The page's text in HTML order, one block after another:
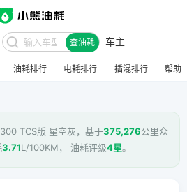
查油耗 车主
油耗排行 电耗排行 插混排行 帮助
TCS版 星空灰，基于375,276公里众
3.71L/100KM， 油耗评级4星。